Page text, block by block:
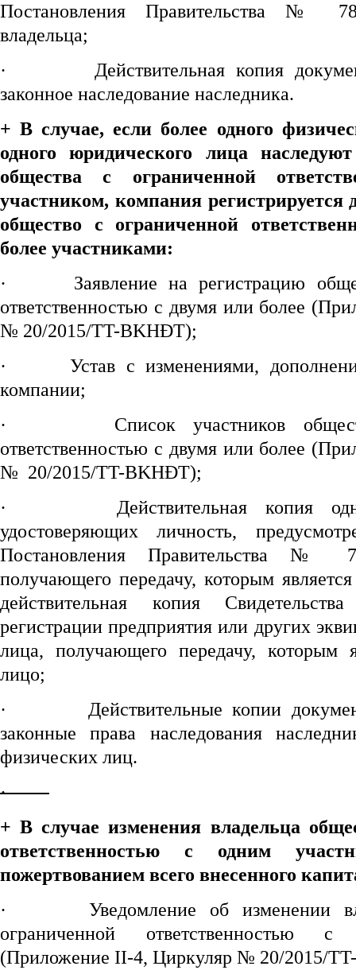
Постановления Правительства №
владельца;
· Действительная копия
законное наследование наследника.
+ В случае, если более одного
одногоюридического лица
общества с ограниченной
участником, компания регистрируется
общество с ограниченной
более участниками:
· Заявление на регистрацию
ответственностью с двумя или более
№ 20/2015/TT-BKHĐT);
·Устав с изменениями,
компании;
· Список участников
ответственностью с двумя или более
№ 20/2015/TT-BKHĐT);
· Действительная копия
удостоверяющих личность,
Постановления Правительства №
получающего передачу, которым
действительная копия
регистрации предприятия или других
лица, получающего передачу, которым
лицо;
· Действительные копии
законные права наследования
физических лиц.
·
+ В случае изменения владельца
ответственностью с одним
пожертвованием всего внесенного
· Уведомление об изменении
ограниченной ответственностью
(Приложение II-4, Циркуляр № 20/2015/